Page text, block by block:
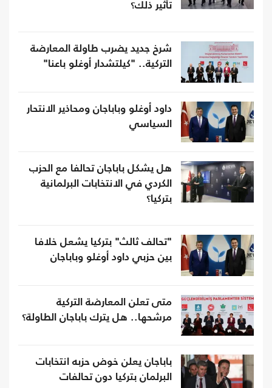
تأثير ذلك؟
شرخ جديد يضرب طاولة المعارضة
التركية.. "كيلتشدار أوغلو باعنا"
داود أوغلو وباباجان ومحاذير الانتحار
السياسي
هل يشكل باباجان تحالفا مع الحزب
الكردي في الانتخابات البرلمانية
بتركيا؟
"تحالف ثالث" بتركيا يشعل خلافا
بين حزبي داود أوغلو وباباجان
متى تعلن المعارضة التركية
مرشحها.. هل يترك باباجان الطاولة؟
باباجان يعلن خوض حزبه انتخابات
البرلمان بتركيا دون تحالفات